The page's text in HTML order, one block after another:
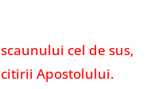
cel de sus,
Apostolului.